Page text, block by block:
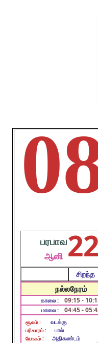
பரபாவ
ஆனி 22
நல்லநேரம்
காலை : 09:15 -
மாலை : 04:45 -
சூலம் : வடக்கு
பரிகாரம் : பால்
யோகம் : அதிகண்டம்